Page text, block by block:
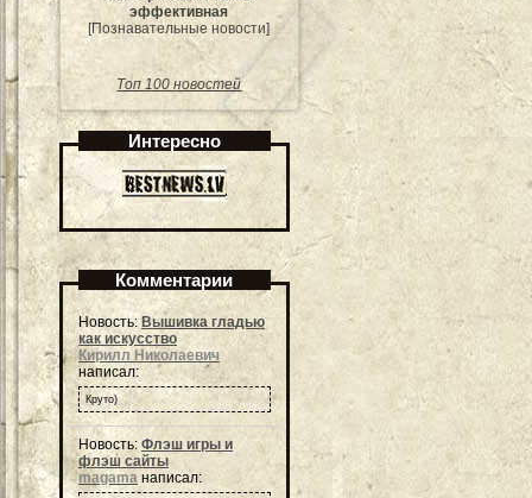
эффективная
[Познавательные новости]
Топ 100 новостей
Интересно
Комментарии
Новость: Вышивка гладью
как искусство
Кирилл Николаевич
написал:
Круто)
Новость: Флэш игры и
флэш сайты
magamaнаписал: